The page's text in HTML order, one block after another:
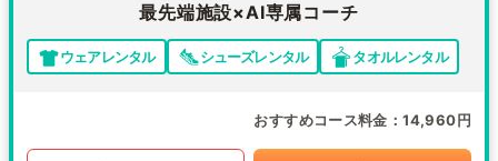
最先端施設×AI専属コーチ
ウェアレンタル シューズレンタル タオルレンタル
おすすめコース料金 14,960円